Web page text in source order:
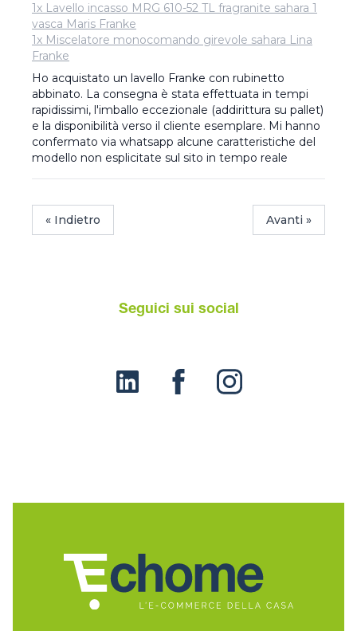
1x Lavello incasso MRG 610-52 TL fragranite sahara 1
vasca Maris Franke
1x Miscelatore monocomando girevole sahara Lina
Franke
Ho acquistato un lavello Franke con rubinetto
abbinato. La consegna è stata effettuata in tempi
rapidissimi, l'imballo eccezionale (addirittura su pallet)
e la disponibilità verso il cliente esemplare. Mi hanno
confermato via whatsapp alcune caratteristiche del
modello non esplicitate sul sito in tempo reale
« Indietro Avanti »
Seguici sui social